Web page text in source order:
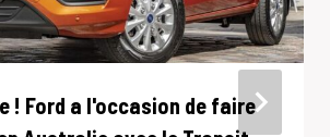
! Ford a l'occasion de faire